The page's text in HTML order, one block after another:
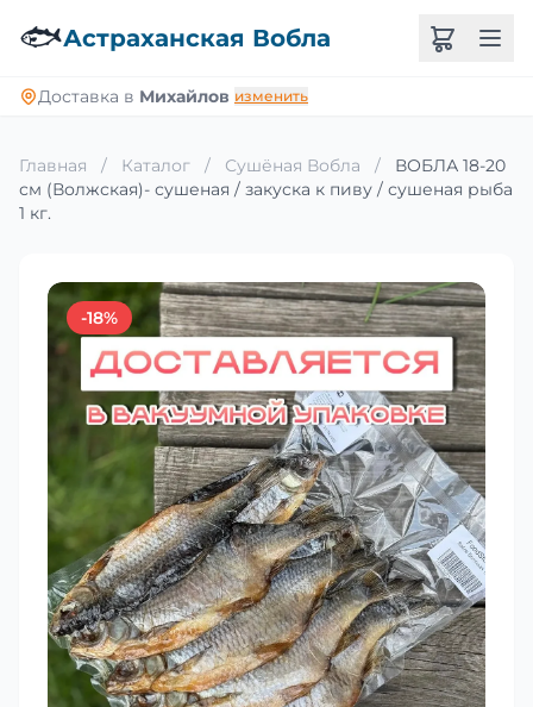
🐟Астраханская Вобла
Доставка в Михайлов изменить
Главная / Каталог / Сушёная Вобла /
ВОБЛА 18-20
см (Волжская)- сушеная / закуска к пиву / сушеная рыба
1 кг.
-18%